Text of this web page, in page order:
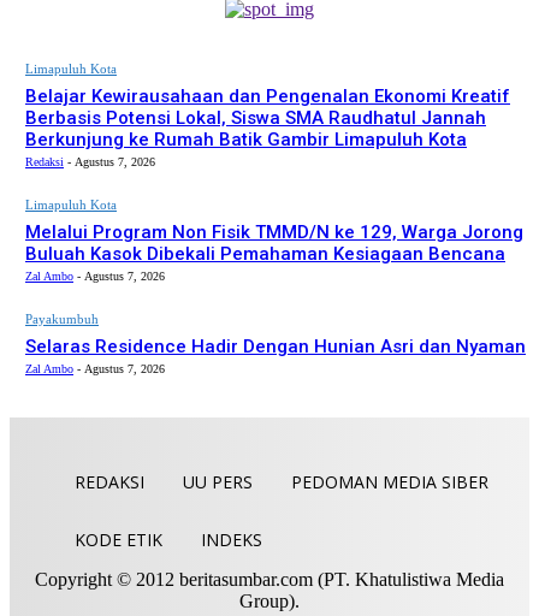
Limapuluh Kota
Belajar Kewirausahaan dan Pengenalan Ekonomi Kreatif
Berbasis Potensi Lokal, Siswa SMA Raudhatul Jannah
Berkunjung ke Rumah Batik Gambir Limapuluh Kota
Redaksi - Agustus 7, 2026
Limapuluh Kota
Melalui Program Non Fisik TMMD/N ke 129, Warga Jorong
Buluah Kasok Dibekali Pemahaman Kesiagaan Bencana
Zal Ambo - Agustus 7, 2026
Payakumbuh
Selaras Residence Hadir Dengan Hunian Asri dan Nyaman
Zal Ambo - Agustus 7, 2026
REDAKSI UU PERS PEDOMAN MEDIA SIBER
KODE ETIK INDEKS
Copyright © 2012 beritasumbar.com (PT. Khatulistiwa Media
Group).